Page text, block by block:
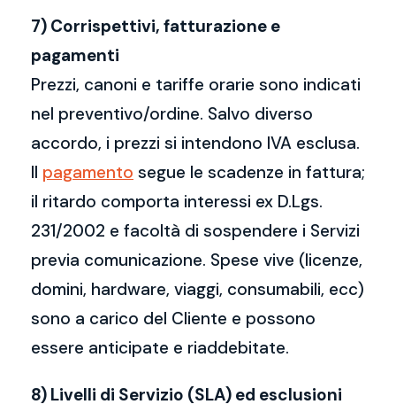
7) Corrispettivi, fatturazione e
pagamenti
Prezzi, canoni e tariffe orarie sono indicati
nel preventivo/ordine. Salvo diverso
accordo, i prezzi si intendono IVA esclusa.
Il pagamento segue le scadenze in fattura;
il ritardo comporta interessi ex D.Lgs.
231/2002 e facoltà di sospendere i Servizi
previa comunicazione. Spese vive (licenze,
domini, hardware, viaggi, consumabili, ecc)
sono a carico del Cliente e possono
essere anticipate e riaddebitate.
8) Livelli di Servizio (SLA) ed esclusioni